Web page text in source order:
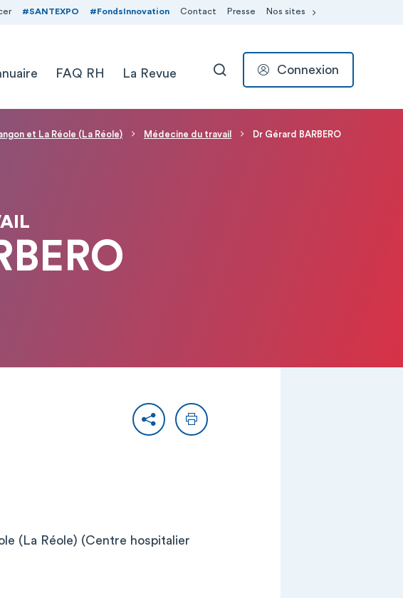
#SANTEXPO #FondsInnovation Contact Presse Nos sites
FAQ RH La Revue RECHERCHER
Connexion
et La Réole (La Réole) Médecine du travail Dr Gérard BARBERO
PartagerImprimer
(La Réole) (Centre hospitalier